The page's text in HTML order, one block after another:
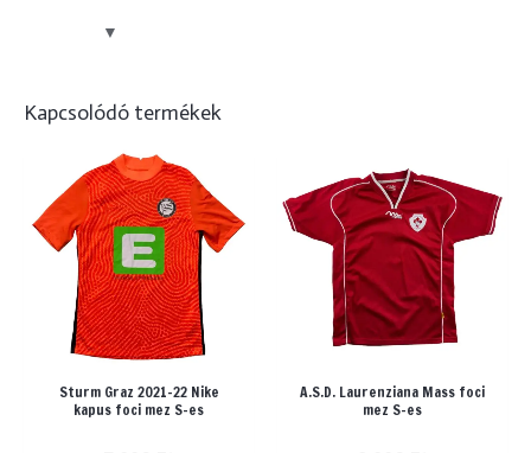
Kapcsolódó termékek
Sturm Graz 2021-22 Nike
kapus foci mez S-es
A.S.D. Laurenziana Mass foci
mez S-es